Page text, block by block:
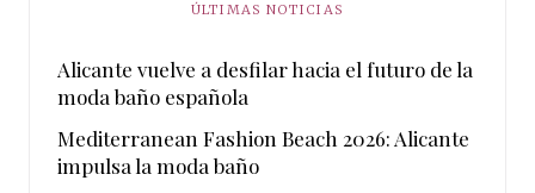
ÚLTIMAS NOTICIAS
Alicante vuelve a desfilar hacia el futuro de la
moda baño española
Mediterranean Fashion Beach 2026: Alicante
impulsa la moda baño